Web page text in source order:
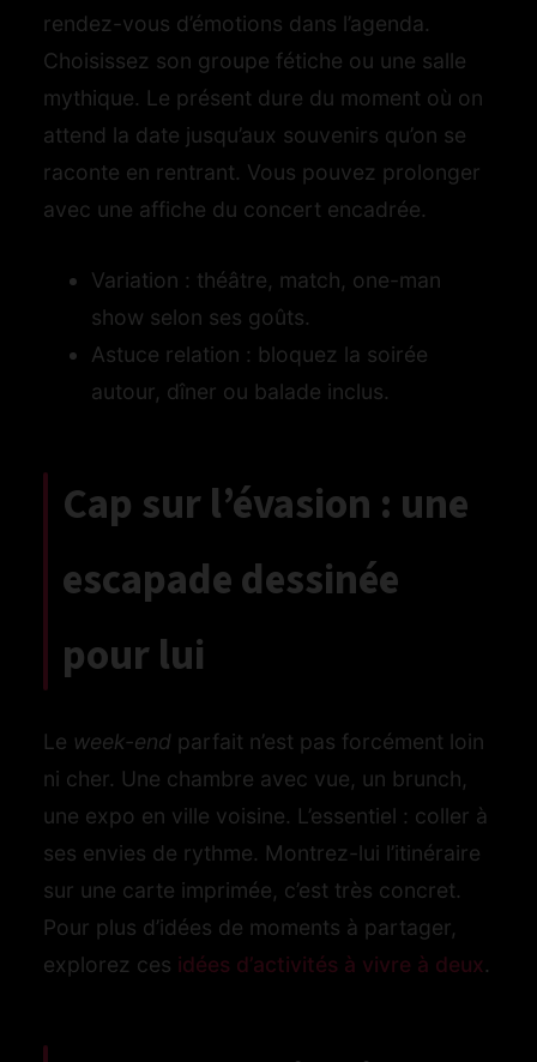
rendez-vous d’émotions dans l’agenda.
Choisissez son groupe fétiche ou une salle
mythique. Le présent dure du moment où on
attend la date jusqu’aux souvenirs qu’on se
raconte en rentrant. Vous pouvez prolonger
avec une affiche du concert encadrée.
Variation : théâtre, match, one-man
show selon ses goûts.
Astuce relation : bloquez la soirée
autour, dîner ou balade inclus.
Cap sur l’évasion : une
escapade dessinée
pour lui
Le week-end parfait n’est pas forcément loin
ni cher. Une chambre avec vue, un brunch,
une expo en ville voisine. L’essentiel : coller à
ses envies de rythme. Montrez-lui l’itinéraire
sur une carte imprimée, c’est très concret.
Pour plus d’idées de moments à partager,
explorez ces idées d’activités à vivre à deux.